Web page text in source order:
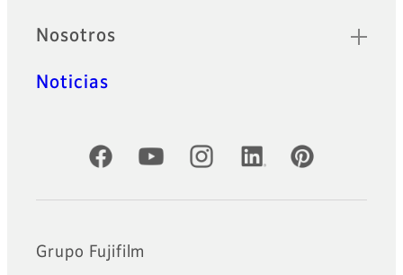
Nosotros
Noticias
Cuentas oficiales de redes sociales
Grupo Fujifilm